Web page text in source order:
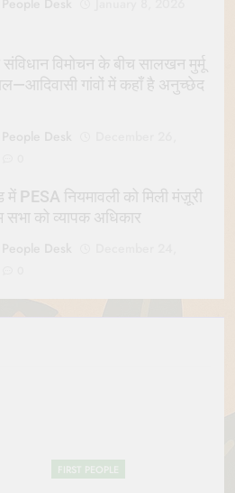
FIRST PEOPLE
विमोचन के बीच सालखन मुर्मू
गांवों में कहाँ है अनुच्छेद
PESA नियमावली को मिली मंज़ूरी
सभा को व्यापक अधिकार